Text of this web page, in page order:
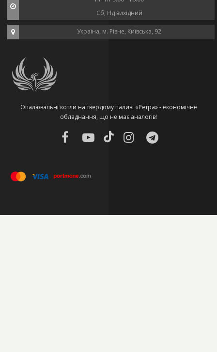
Сб, Нд вихідний
Україна, м. Рівне, Київська, 92
Опалювальні котли на твердому паливі «Ретра» - економічне
обладнання, що не має аналогів!